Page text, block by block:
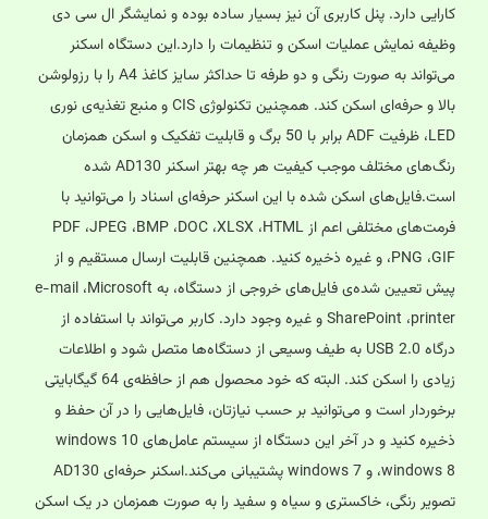
کارایی دارد. پنل کاربری آن نیز بسیار ساده بوده و نمایشگر ال سی دی
وظیفه نمایش عملیات اسکن و تنظیمات را دارد.این دستگاه اسکنر
می‌تواند به صورت رنگی و دو طرفه تا حداکثر سایز کاغذ A4 را با رزولوشن
بالا و حرفه‌ای اسکن کند. همچنین تکنولوژی CIS و منبع تغذیه‌ی نوری
LED، ظرفیت ADF برابر با 50 برگ و قابلیت تفکیک و اسکن همزمان
رنگ‌های مختلف موجب کیفیت هر چه بهتر اسکنر AD130 شده
است.فایل‌های اسکن شده با این اسکنر حرفه‌ای اسناد را می‌توانید با
فرمت‌های مختلفی اعم از PDF ،JPEG ،BMP ،DOC ،XLSX ،HTML
،PNG ،GIF و غیره ذخیره کنید. همچنین قابلیت ارسال مستقیم و از
پیش تعیین شده‌ی فایل‌های خروجی از دستگاه، به e-mail ،Microsoft
SharePoint ،printer و غیره وجود دارد. کاربر می‌تواند با استفاده از
درگاه‌ USB 2.0 به طیف وسیعی از دستگاه‌ها متصل شود و اطلاعات
زیادی را اسکن کند. البته که خود محصول هم از حافظه‌ی 64 گیگابایتی
برخوردار است و می‌توانید بر حسب نیازتان، فایل‌هایی را در آن حفظ و
ذخیره کنید و در آخر این دستگاه از سیستم عامل‌های windows 10
،windows 8 و windows 7 پشتیبانی می‌کند.اسکنر حرفه‌ای AD130
تصویر رنگی، خاکستری و سیاه و سفید را به صورت همزمان در یک اسکن